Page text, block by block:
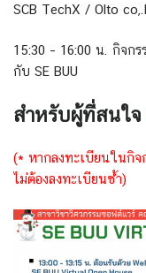
SCB TechX / Olto
15:30 – 16:00 น. กิจก
กับ SE BUU
สำหรับผู้ที่สนใจ
(* หากลงทะเบียนในกิจ
ไม่ต้องลงทะเบียนซ้ำ)